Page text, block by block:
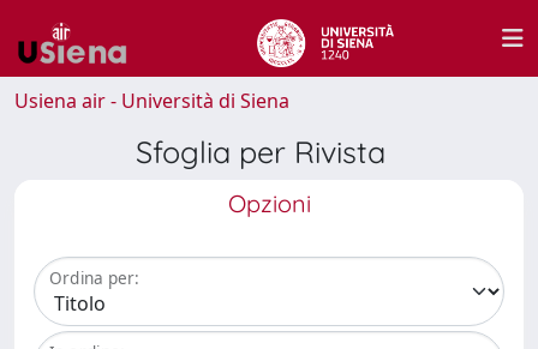
Usiena air - Università di Siena
Sfoglia per Rivista
Opzioni
Ordina per: